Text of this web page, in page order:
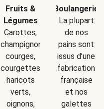
Fruits &
Légumes
Carottes,
champignons,
courges,
courgettes,
haricots
verts,
oignons,
Boulangerie
La plupart
de nos
pains sont
issus d’une
fabrication
française
et nos
galettes